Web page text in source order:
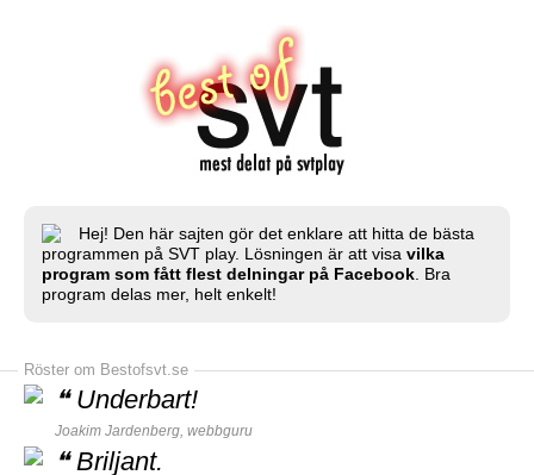
Hej! Den här sajten gör det enklare att hitta de bästa
programmen på SVT play. Lösningen är att visa vilka
program som fått flest delningar på Facebook . Bra
program delas mer, helt enkelt!
Röster om Bestofsvt.se
❝ Underbart!
Joakim Jardenberg, webbguru
❝Briljant.